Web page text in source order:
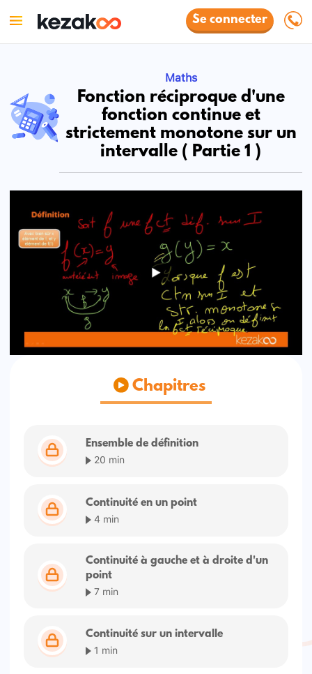
Se connecter
Maths
Fonction réciproque d'une
fonction continue et
strictement monotone sur un
intervalle ( Partie 1 )
Chapitres
Ensemble de définition
20 min
Continuité en un point
4 min
Continuité à gauche et à droite d'un
point
7 min
Continuité sur un intervalle
1 min